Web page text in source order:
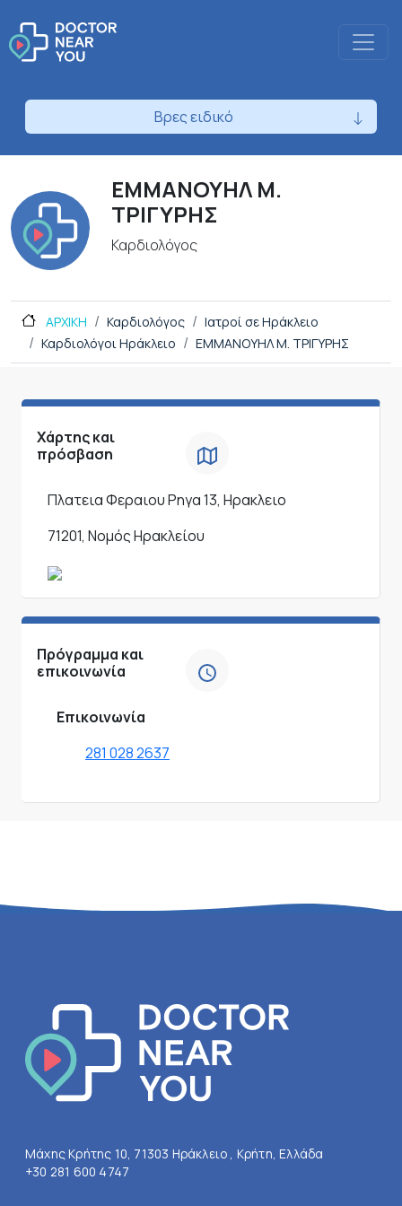
Βρες ειδικό
ΕΜΜΑΝΟΥΗΛ Μ.
ΤΡΙΓΥΡΗΣ
Καρδιολόγος
ΑΡΧΙΚΗ Καρδιολόγος
Ιατροί σε Ηράκλειο
Καρδιολόγοι Ηράκλειο
ΕΜΜΑΝΟΥΗΛ Μ. ΤΡΙΓΥΡΗΣ
Χάρτης και
πρόσβαση
Πλατεια Φεραιου Ρηγα 13, Ηρακλειο
71201, Νομός Ηρακλείου
Πρόγραμμα και
επικοινωνία
Επικοινωνία
281 028 2637
Μάχης Κρήτης 10, 71303 Ηράκλειο , Κρήτη, Ελλάδα
+30 281 600 4747